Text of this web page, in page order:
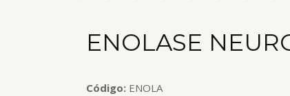
ENOLASE
Código:ENOLA